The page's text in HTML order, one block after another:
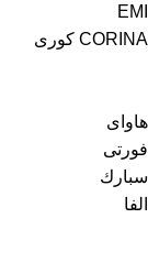
EMI
CORINA كورى
هاواى
فورتى
سبارك
الفا